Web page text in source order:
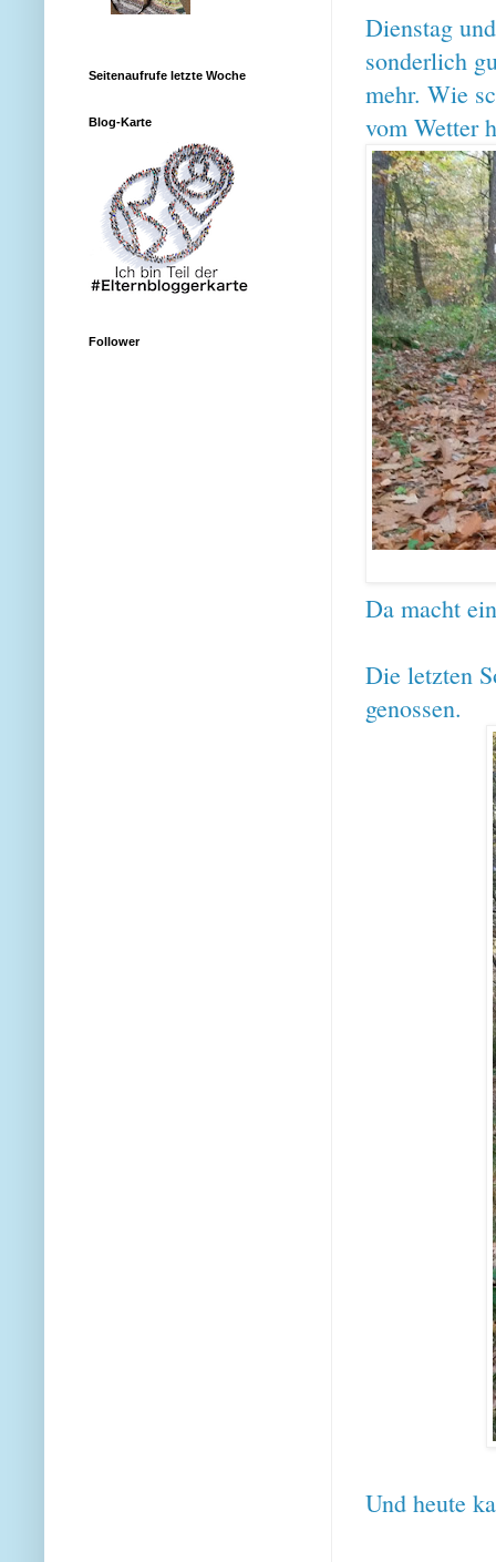
Dienstag
sonderlich
mehr. Wie
vom Wetter
Da macht
Die letzten
genossen.
Und heute
Seitenaufrufe letzte Woche
Blog-Karte
Follower